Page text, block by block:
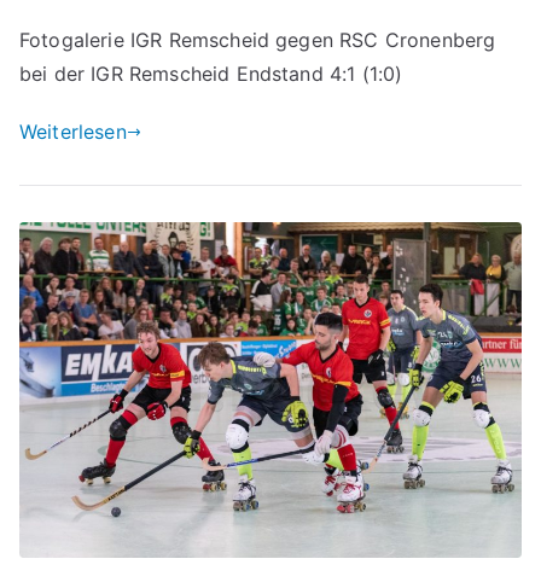
Fotogalerie IGR Remscheid gegen RSC Cronenberg
bei der IGR Remscheid Endstand 4:1 (1:0)
Weiterlesen